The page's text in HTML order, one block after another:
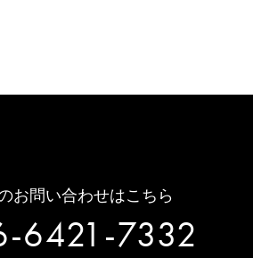
お問い合わせはこちら
6421-7332